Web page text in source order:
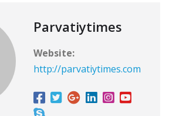
Parvatiytimes
Website:
http://parvatiytimes.com